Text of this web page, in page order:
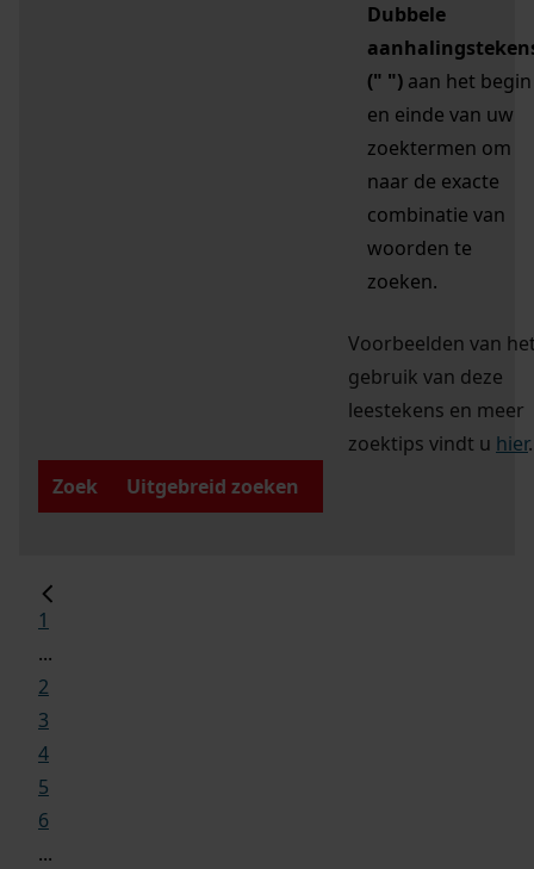
Dubbele
(" ") aan het begin
en einde van uw
zoektermen om
naar de exacte
combinatie van
woorden te
zoeken.
Voorbeelden van
gebruik van deze
leestekens en meer
zoektips vindt u hier.
Zoek
Uitgebreid zoeken
1
...
2
3
4
5
6
...